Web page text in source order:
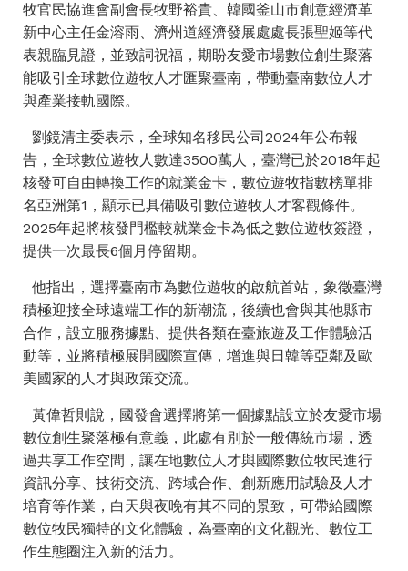
牧官民協進會副會長牧野裕貴、韓國釜山市創意經濟革
新中心主任金溶雨、濟州道經濟發展處處長張聖姬等代
表親臨見證，並致詞祝福，期盼友愛市場數位創生聚落
能吸引全球數位遊牧人才匯聚臺南，帶動臺南數位人才
與產業接軌國際。
劉鏡清主委表示，全球知名移民公司2024年公布報
告，全球數位遊牧人數達3500萬人，臺灣已於2018年起
核發可自由轉換工作的就業金卡，數位遊牧指數榜單排
名亞洲第1，顯示已具備吸引數位遊牧人才客觀條件。
2025年起將核發門檻較就業金卡為低之數位遊牧簽證，
提供一次最長6個月停留期。
他指出，選擇臺南市為數位遊牧的啟航首站，象徵臺灣
積極迎接全球遠端工作的新潮流，後續也會與其他縣市
合作，設立服務據點、提供各類在臺旅遊及工作體驗活
動等，並將積極展開國際宣傳，增進與日韓等亞鄰及歐
美國家的人才與政策交流。
黃偉哲則說，國發會選擇將第一個據點設立於友愛市場
數位創生聚落極有意義，此處有別於一般傳統市場，透
過共享工作空間，讓在地數位人才與國際數位牧民進行
資訊分享、技術交流、跨域合作、創新應用試驗及人才
培育等作業，白天與夜晚有其不同的景致，可帶給國際
數位牧民獨特的文化體驗，為臺南的文化觀光、數位工
作生態圈注入新的活力。